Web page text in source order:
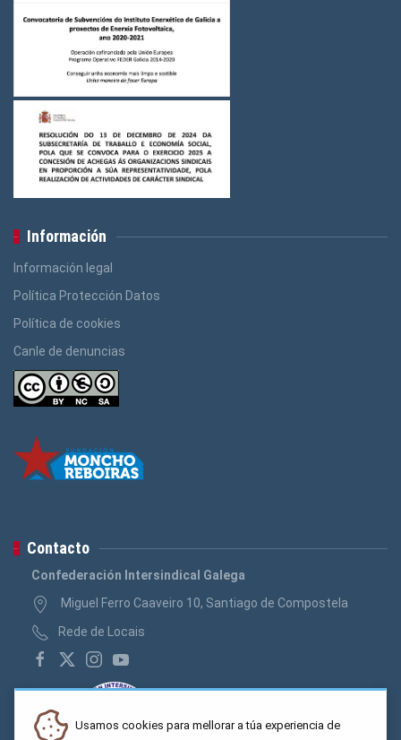
Información
Información legal
Política Protección Datos
Política de cookies
Canle de denuncias
Contacto
Confederación Intersindical Galega
Miguel Ferro Caaveiro 10, Santiago de Compostela
Rede de Locais
Usamos cookies para mellorar a túa experiencia de